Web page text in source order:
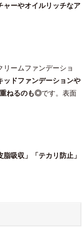
ャーやオイルリッチなア
ームファンデーショ
ッドファンデーションや
ねるのも◎です。表面
脂吸収」「テカリ防止」